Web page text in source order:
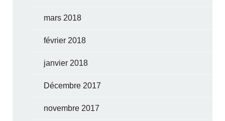
mars 2018
février 2018
janvier 2018
Décembre 2017
novembre 2017